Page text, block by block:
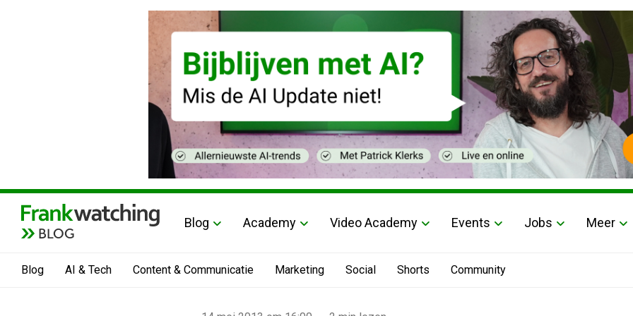
BLOG
Blog Academy Video Academy Events Jobs Meer
Blog AI & Tech Content & Communicatie Marketing Social Shorts Community